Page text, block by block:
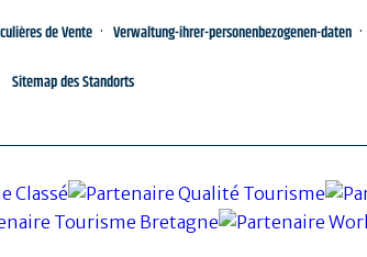
de Vente Verwaltung-ihrer-personenbezogenen-daten
Sitemap des Standorts